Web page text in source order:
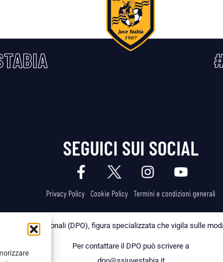
SEGUICI SUI SOCIAL
Privacy Policy Cookie Policy Termini e condizioni generali
dei Dati Personali (DPO), figura specializzata che vigila sulle
Per contattare il DPO può scrivere a